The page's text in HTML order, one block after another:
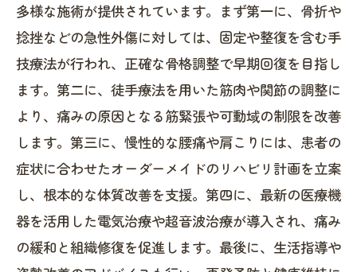
多様な施術が提供されています。まず第一に、骨折や
捻挫などの急性外傷に対しては、固定や整復を含む手
技療法が行われ、正確な骨格調整で早期回復を目指し
ます。第二に、徒手療法を用いた筋肉や関節の調整に
より、痛みの原因となる筋緊張や可動域の制限を改善
します。第三に、慢性的な腰痛や肩こりには、患者の
症状に合わせたオーダーメイドのリハビリ計画を立案
し、根本的な体質改善を支援。第四に、最新の医療機
器を活用した電気治療や超音波治療が導入され、痛み
の緩和と組織修復を促進します。最後に、生活指導や